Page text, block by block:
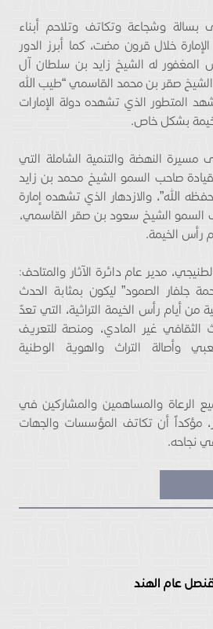
وشجاعة وتكاتف وتلاحم أبناء
خلال قرون مضت، كما أبرز الدور
المغفور له الشيخ زايد بن سلطان آل
الشيخ صقر بن محمد القاسمي “طيب الله
المتطور الذي تشهده دولة الإمارات
بشكل خاص.
النهضة والتنمية الشاملة التي
صاحب السمو الشيخ محمد بن زايد
الله”، والازدهار الذي تشهده إمارة
السمو الشيخ سعود بن صقر القاسمي،
رأس الخيمة.
مدير عام دائرة الآثار والمتاحف:
جلفار الصمود” ليكون بمثابة الحدث
من أيام رأس الخيمة التراثية، التي تعدّ
الثقافي غير المادي، ومنصة للتعريف
وأصالة التراث والهوية الوطنية
الرعاة والمساهمين والمشاركين في
مؤكداً أن تكاتف المؤسسات والجهات
نجاحه.
عام الهند